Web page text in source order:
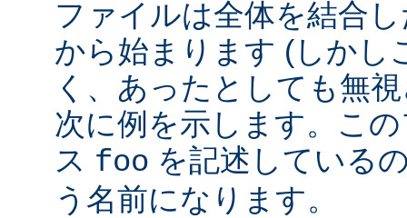
ファイルは全体を結合
から始まります (しかし
く、あったとしても無
次に例を示します。こ
ス foo を記述している
う名前になります。